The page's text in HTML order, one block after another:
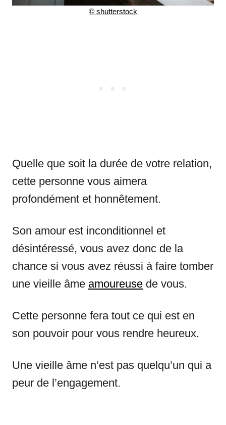
© shutterstock
Quelle que soit la durée de votre relation,
cette personne vous aimera
profondément et honnêtement.
Son amour est inconditionnel et
désintéressé, vous avez donc de la
chance si vous avez réussi à faire tomber
une vieille âme amoureuse de vous.
Cette personne fera tout ce qui est en
son pouvoir pour vous rendre heureux.
Une vieille âme n’est pas quelqu’un qui a
peur de l’engagement.